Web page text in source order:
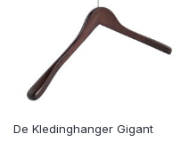
De Kledinghanger Gigant